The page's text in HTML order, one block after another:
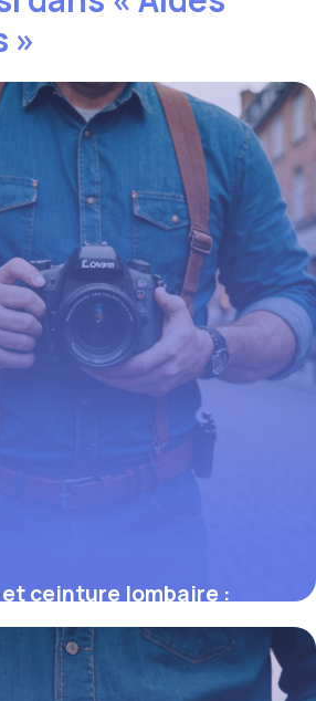
»
ceinture lombaire :
et conseils pratiques